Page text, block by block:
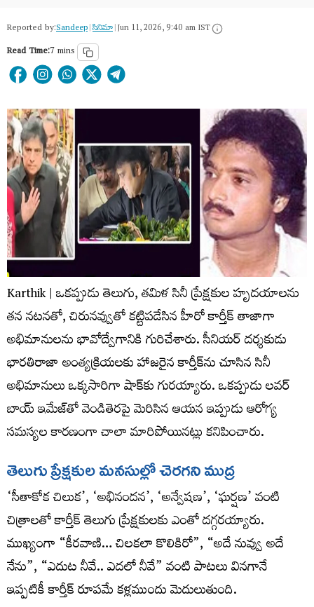
Reported by:Sandeep|సినిమా|Jun 11, 2026, 9:40 am IST
Read Time:7 mins
Karthik | ఒకప్పుడు తెలుగు, తమిళ సినీ ప్రేక్షకుల హృదయాలను
తన నటనతో, చిరునవ్వుతో కట్టిపడేసిన హీరో కార్తీక్ తాజాగా
అభిమానులను భావోద్వేగానికి గురిచేశారు. సీనియర్ దర్శకుడు
భారతిరాజా అంత్యక్రియలకు హాజరైన కార్తీక్‌ను చూసిన సినీ
అభిమానులు ఒక్కసారిగా షాక్‌కు గురయ్యారు. ఒకప్పుడు లవర్
బాయ్ ఇమేజ్‌తో వెండితెరపై మెరిసిన ఆయన ఇప్పుడు ఆరోగ్య
సమస్యల కారణంగా చాలా మారిపోయినట్లు కనిపించారు.
తెలుగు ప్రేక్షకుల మనసుల్లో చెరగని ముద్ర
‘సీతాకోక చిలుక’, ‘అభినందన’, ‘అన్వేషణ’, ‘ఘర్షణ’ వంటి
చిత్రాలతో కార్తీక్ తెలుగు ప్రేక్షకులకు ఎంతో దగ్గరయ్యారు.
ముఖ్యంగా “కీరవాణి… చిలకలా కొలికిరో”, “అదే నువ్వు అదే
నేను”, “ఎదుట నీవే.. ఎదలో నీవే” వంటి పాటలు వినగానే
ఇప్పటికీ కార్తీక్ రూపమే కళ్లముందు మెదులుతుంది.